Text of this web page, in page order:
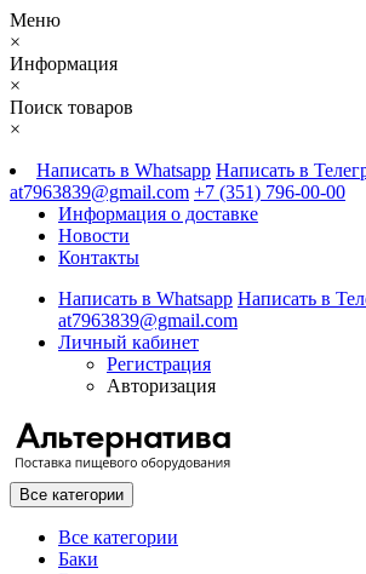
Меню
×
Информация
×
Поиск товаров
×
Написать в Whatsapp Написать в
at7963839@gmail.com +7 (351) 796-00-00
Информация о доставке
Новости
Контакты
Написать в Whatsapp Написать в
at7963839@gmail.com
Личный кабинет
Регистрация
Авторизация
Все категории
Все категории
Баки